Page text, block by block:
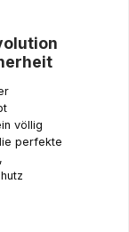
völlig
perfekte